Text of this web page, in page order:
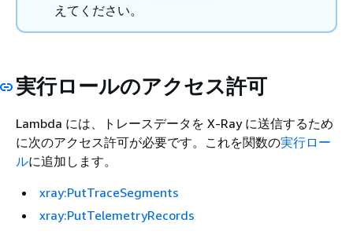
えてください。
実行ロールのアクセス許可
Lambda には、トレースデータを X-Ray に送信するため
に次のアクセス許可が必要です。これを関数の実行ロー
ルに追加します。
xray:PutTraceSegments
xray:PutTelemetryRecords